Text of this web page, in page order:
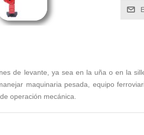
de levante, ya sea en la uña o en la
maquinaria pesada, equipo
operación mecánica.